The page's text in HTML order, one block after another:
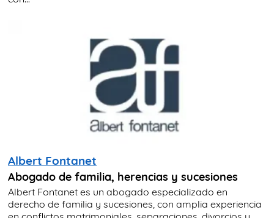
Albert Fontanet
Abogado de familia, herencias y sucesiones
Albert Fontanet es un abogado especializado en
derecho de familia y sucesiones, con amplia experiencia